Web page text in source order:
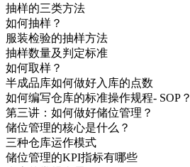
抽样的三类方法
如何抽样？
服装检验的抽样方法
抽样数量及判定标准
如何取样？
半成品库如何做好入库的点数
如何编写仓库的标准操作规程- SOP？
第三讲：如何做好储位管理？
储位管理的核心是什么？
三种仓库运作模式
储位管理的KPI指标有哪些